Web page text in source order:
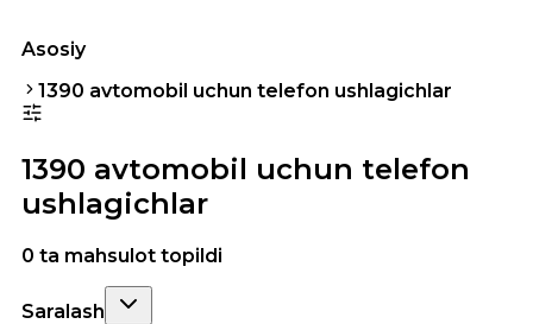
Asosiy
1390 avtomobil uchun telefon ushlagichlar
1390 avtomobil uchun telefon
ushlagichlar
0 ta mahsulot topildi
Saralash